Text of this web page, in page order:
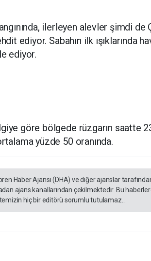
ilerleyen alevler şimdi de
ediyor. Sabahın ilk ışıklarında
ediyor.
göre bölgede rüzgarın saatte
yüzde 50 oranında.
Haber Ajansı (DHA) ve diğer ajanslar
ajans kanallarından çekilmektedir. Bu
hiç bir editörü sorumlu tutulamaz...